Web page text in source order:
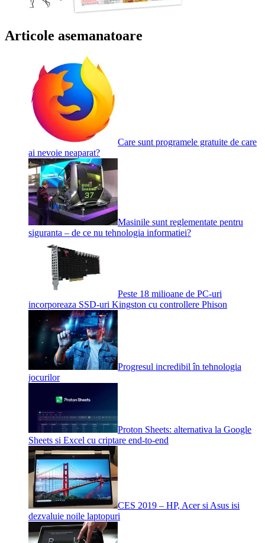
Articole asemanatoare
Care sunt programele gratuite de care
ai nevoie neaparat?
Masinile sunt reglementate pentru
siguranta – de ce nu tehnologia informatiei?
Peste 18 milioane de PC-uri
incorporeaza SSD-uri Kingston cu controllere Phison
Progresul incredibil în tehnologia
jocurilor
Proton Sheets: alternativa la Google
Sheets si Excel cu criptare end-to-end
CES 2019 – HP, Acer si Asus isi
dezvaluie noile laptopuri